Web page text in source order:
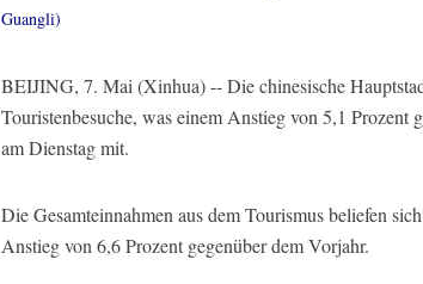
Guangli)
BEIJING, 7. Mai (Xinhua) -- Die chinesische
Touristenbesuche, was einem Anstieg von 5,1
am Dienstag mit.
Die Gesamteinnahmen aus dem Tourismus beliefen
Anstieg von 6,6 Prozent gegenüber dem Vorjahr.